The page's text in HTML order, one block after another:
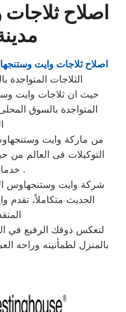
اصلاح
اصلاح ثلاجات وايت
الثلاجات
حيث ان ثلاجات وايت
المتواجدة بالسوق
من ماركة وايت
التوكيلات فى العالم من
خدمات ما بعد البيع .
شركة وايت وستنجهاوس
الحديث متكاملاً، تقدم
لتعكس ذوقك الرفيع في
بالمنزل لطمأنينه وراحه